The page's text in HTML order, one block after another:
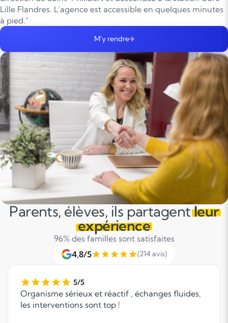
Lille Flandres. L’agence est accessible en quelques minutes
à pied."
M'y rendre
Parents, élèves, ils partagentleur
expérience
96% des familles sont satisfaites
4,8/5
(214 avis)
5/5
Organisme sérieux et réactif , échanges fluides,
les interventions sont top !